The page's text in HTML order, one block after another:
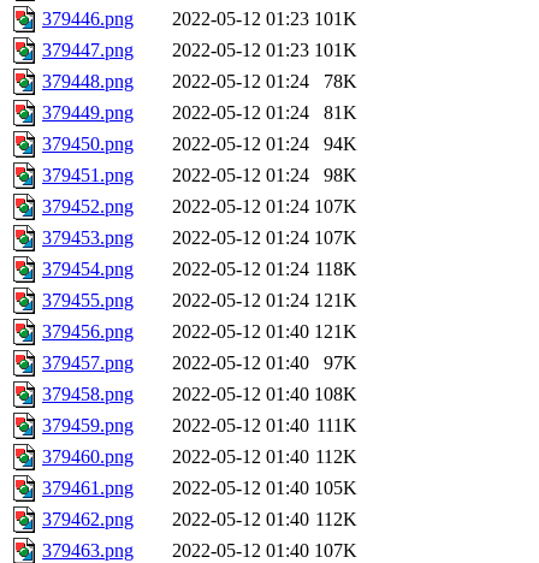
379446.png
2022-05-12 01:23 101K
379447.png
2022-05-12 01:23 101K
379448.png
2022-05-12 01:24
78K
379449.png
2022-05-12 01:24
81K
379450.png
2022-05-12 01:24
94K
379451.png
2022-05-12 01:24
98K
379452.png
2022-05-12 01:24 107K
379453.png
2022-05-12 01:24 107K
379454.png
2022-05-12 01:24 118K
379455.png
2022-05-12 01:24 121K
379456.png
2022-05-12 01:40 121K
379457.png
2022-05-12 01:40
97K
379458.png
2022-05-12 01:40 108K
379459.png
2022-05-12 01:40 111K
379460.png
2022-05-12 01:40 112K
379461.png
2022-05-12 01:40 105K
379462.png
2022-05-12 01:40 112K
379463.png
2022-05-12 01:40 107K